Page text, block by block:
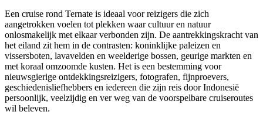
Een cruise rond Ternate is ideaal voor reizigers die zich
aangetrokken voelen tot plekken waar cultuur en natuur
onlosmakelijk met elkaar verbonden zijn. De aantrekkingskracht van
het eiland zit hem in de contrasten: koninklijke paleizen en
vissersboten, lavavelden en weelderige bossen, geurige markten en
met koraal omzoomde kusten. Het is een bestemming voor
nieuwsgierige ontdekkingsreizigers, fotografen, fijnproevers,
geschiedenisliefhebbers en iedereen die zijn reis door Indonesië
persoonlijk, veelzijdig en ver weg van de voorspelbare cruiseroutes
wil beleven.